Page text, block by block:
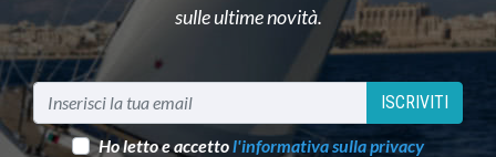
sulle ultime novità.
ISCRIVITI
Ho letto e accettol'informativa sulla privacy